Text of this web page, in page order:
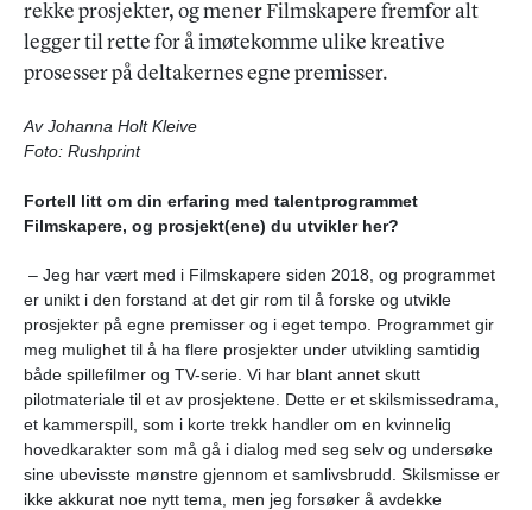
rekke prosjekter, og mener Filmskapere fremfor alt
legger til rette for å imøtekomme ulike kreative
prosesser på deltakernes egne premisser.
Av Johanna Holt Kleive
Foto: Rushprint
Fortell litt om din erfaring med talentprogrammet
Filmskapere, og prosjekt(ene) du utvikler her?
– Jeg har vært med i Filmskapere siden 2018, og programmet
er unikt i den forstand at det gir rom til å forske og utvikle
prosjekter på egne premisser og i eget tempo. Programmet gir
meg mulighet til å ha flere prosjekter under utvikling samtidig
både spillefilmer og TV-serie. Vi har blant annet skutt
pilotmateriale til et av prosjektene. Dette er et skilsmissedrama,
et kammerspill, som i korte trekk handler om en kvinnelig
hovedkarakter som må gå i dialog med seg selv og undersøke
sine ubevisste mønstre gjennom et samlivsbrudd. Skilsmisse er
ikke akkurat noe nytt tema, men jeg forsøker å avdekke